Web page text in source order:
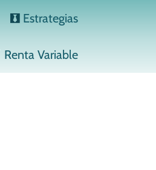
Estrategias
Renta Variable